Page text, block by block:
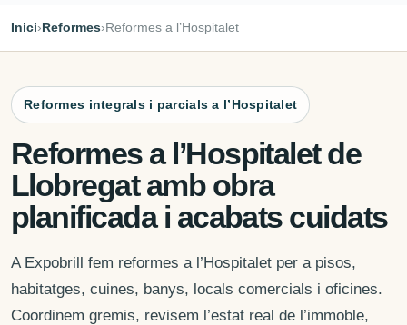
Inici›Reformes›Reformes a l’Hospitalet
Reformes integrals i parcials a l’Hospitalet
Reformes a l’Hospitalet de
Llobregat amb obra
planificada i acabats cuidats
A Expobrill fem reformes a l’Hospitalet per a pisos,
habitatges, cuines, banys, locals comercials i oficines.
Coordinem gremis, revisem l’estat real de l’immoble,